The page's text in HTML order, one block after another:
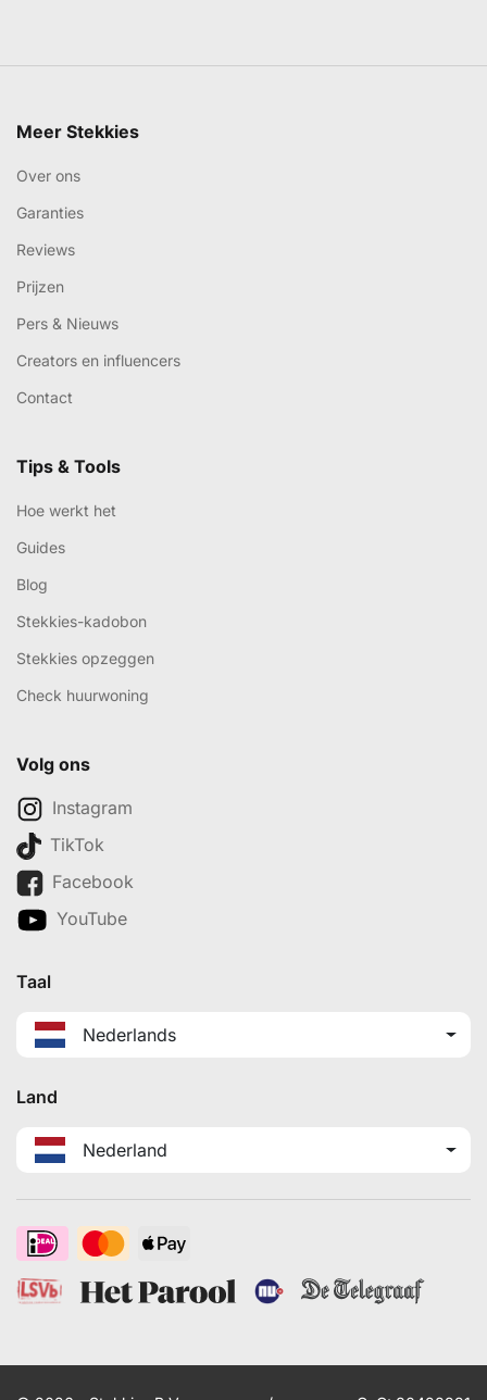
Meer Stekkies
Over ons
Garanties
Reviews
Prijzen
Pers & Nieuws
Creators en influencers
Contact
Tips & Tools
Hoe werkt het
Guides
Blog
Stekkies-kadobon
Stekkies opzeggen
Check huurwoning
Volg ons
Instagram
TikTok
Facebook
YouTube
Taal
Nederlands
Land
Nederland